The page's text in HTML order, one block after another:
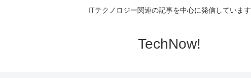
ITテクノロジー関連の記事を中心に発信しています
TechNow!